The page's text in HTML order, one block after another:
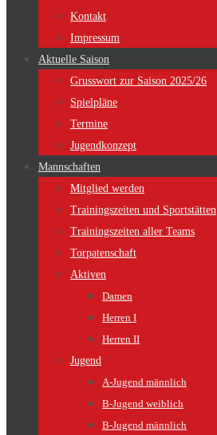
Kontakt
Impressum
Aktuelle Saison
Grusswort zur Saison 2025/26
Spielpläne
Termine
Jugendkonzept
Mannschaften
Mitglied werden
Trainingszeiten und Sportstätten
Trainingszeiten aller Teams
Torpatenschaft
Aktiven
Damen
Herren I
Herren II
Jugend
A-Jugend männlich
B-Jugend weiblich
B-Jugend männlich